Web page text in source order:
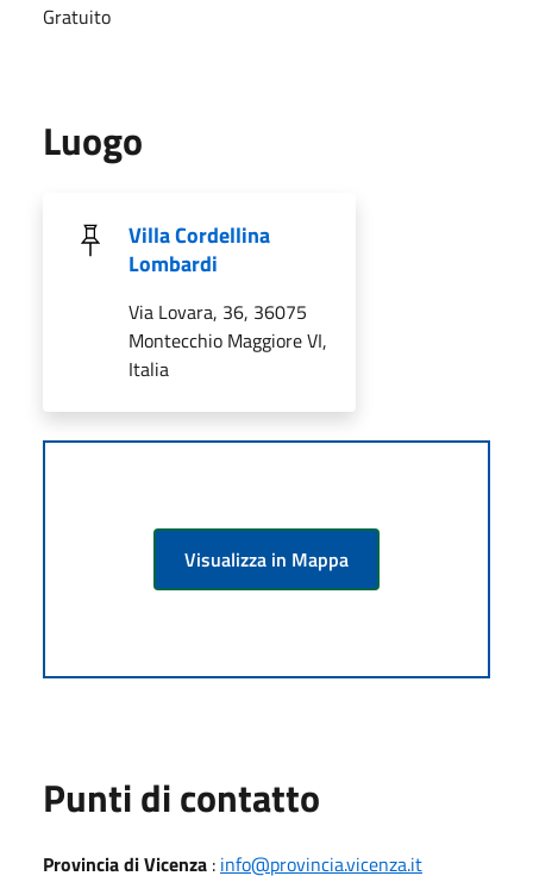
Gratuito
Luogo
Villa Cordellina
Lombardi
Via Lovara, 36, 36075
Montecchio Maggiore VI,
Italia
Visualizza in Mappa
Punti di contatto
Provincia di Vicenza : info@provincia.vicenza.it